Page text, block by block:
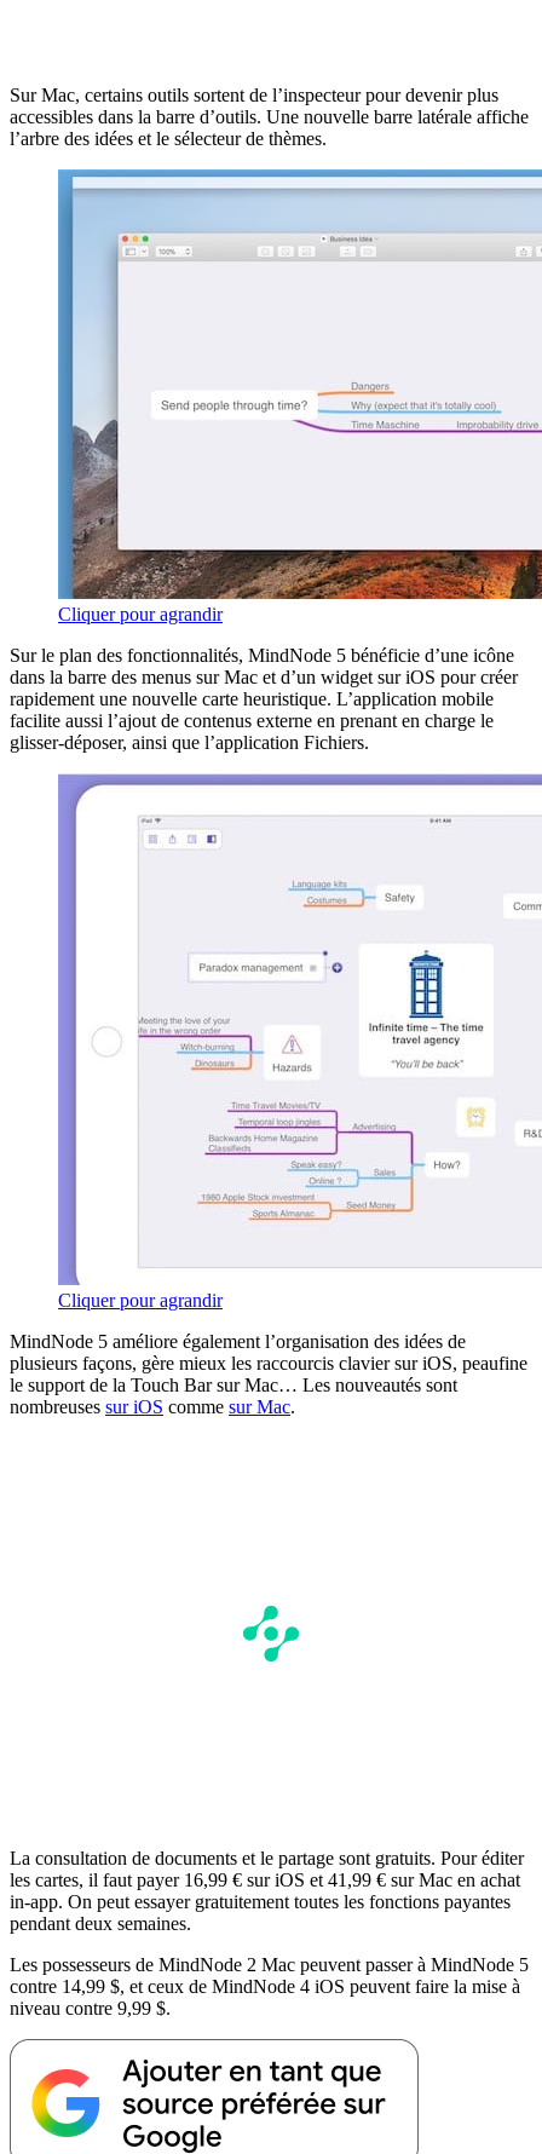
Sur Mac, certains outils sortent de l’inspecteur pour devenir plus
accessibles dans la barre d’outils. Une nouvelle barre latérale affiche
l’arbre des idées et le sélecteur de thèmes.
Cliquer pour agrandir
Sur le plan des fonctionnalités, MindNode 5 bénéficie d’une icône
dans la barre des menus sur Mac et d’un widget sur iOS pour créer
rapidement une nouvelle carte heuristique. L’application mobile
facilite aussi l’ajout de contenus externe en prenant en charge le
glisser-déposer, ainsi que l’application Fichiers.
Cliquer pour agrandir
MindNode 5 améliore également l’organisation des idées de
plusieurs façons, gère mieux les raccourcis clavier sur iOS, peaufine
le support de la Touch Bar sur Mac… Les nouveautés sont
nombreuses sur iOS comme sur Mac.
La consultation de documents et le partage sont gratuits. Pour éditer
les cartes, il faut payer 16,99 € sur iOS et 41,99 € sur Mac en achat
in-app. On peut essayer gratuitement toutes les fonctions payantes
pendant deux semaines.
Les possesseurs de MindNode 2 Mac peuvent passer à MindNode 5
contre 14,99 $, et ceux de MindNode 4 iOS peuvent faire la mise à
niveau contre 9,99 $.